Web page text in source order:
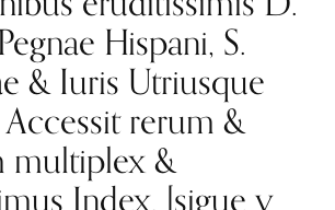
Hispani, S.
& Iuris Utriusque
rerum &
multiplex &
Index. [sigue y